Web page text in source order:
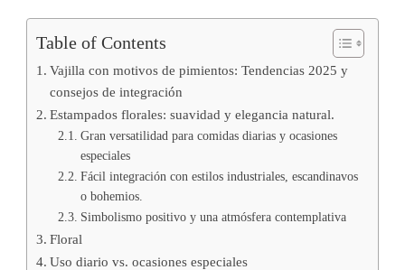
Table of Contents
Vajilla con motivos de pimientos: Tendencias 2025 y
consejos de integración
Estampados florales: suavidad y elegancia natural.
Gran versatilidad para comidas diarias y ocasiones
especiales
Fácil integración con estilos industriales, escandinavos
o bohemios.
Simbolismo positivo y una atmósfera contemplativa
Floral
Uso diario vs. ocasiones especiales